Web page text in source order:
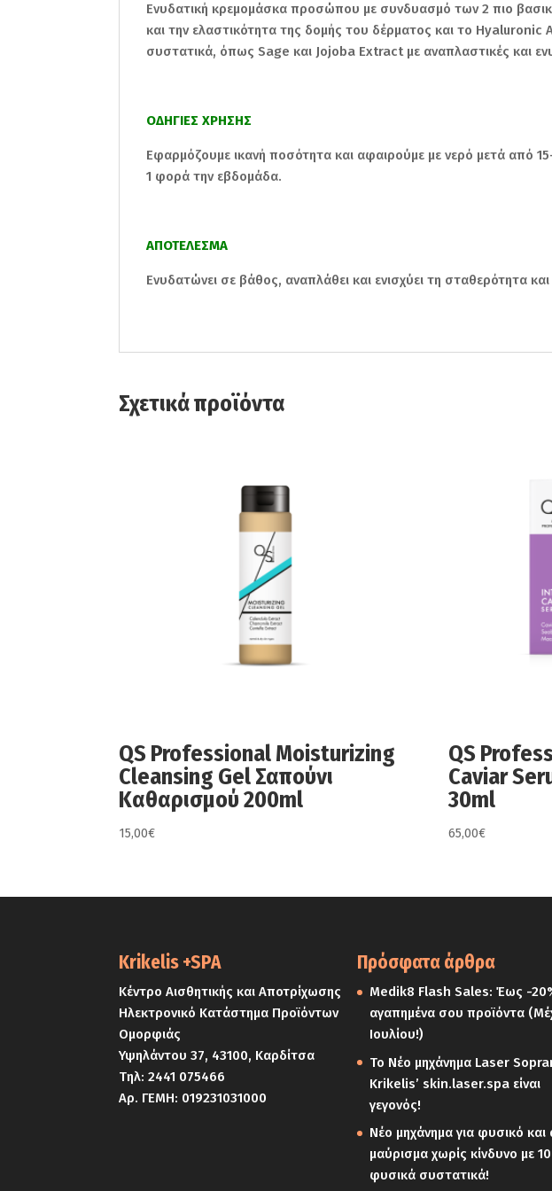
Ενυδατική κρεμομάσκα προσώπου με συνδυασμό των 2 πιο
και την ελαστικότητα της δομής του δέρματος και το Hyaluronic
συστατικά, όπως Sage και Jojoba Extract με αναπλαστικές και
ΟΔΗΓΙΕΣ ΧΡΗΣΗΣ
Εφαρμόζουμε ικανή ποσότητα και αφαιρούμε με νερό μετά από
1 φορά την εβδομάδα.
ΑΠΟΤΕΛΕΣΜΑ
Ενυδατώνει σε βάθος, αναπλάθει και ενισχύει τη σταθερότητα
Σχετικά προϊόντα
QS Professional Moisturizing
Cleansing Gel Σαπούνι
Καθαρισμού 200ml
15,00€
QS
Caviar
30ml
65,00€
Krikelis +SPA
Κέντρο Αισθητικής και Αποτρίχωσης
Ηλεκτρονικό Κατάστημα Προϊόντων
Ομορφιάς
Υψηλάντου 37, 43100, Καρδίτσα
Τηλ:2441 075466
Αρ. ΓΕΜΗ: 019231031000
Πρόσφατα άρθρα
Medik8 Flash Sales: Έως -
αγαπημένα σου προϊόντα
Ιουλίου!)
Το Νέο μηχάνημα Laser
Krikelis’ skin.laser.spa είναι
γεγονός!
Νέο μηχάνημα για φυσικό και
μαύρισμα χωρίς κίνδυνο με
φυσικά συστατικά!